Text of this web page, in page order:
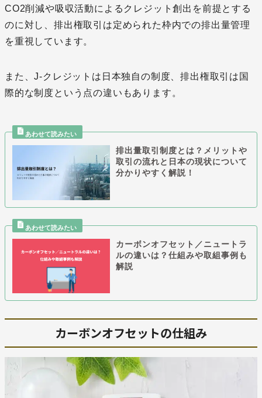
CO2削減や吸収活動によるクレジット創出を前提とする
のに対し、排出権取引は定められた枠内での排出量管理
を重視しています。
また、J-クレジットは日本独自の制度、排出権取引は国
際的な制度という点の違いもあります。
排出量取引制度とは？メリットや
取引の流れと日本の現状について
分かりやすく解説！
カーボンオフセット／ニュートラ
ルの違いは？仕組みや取組事例も
解説
カーボンオフセットの仕組み